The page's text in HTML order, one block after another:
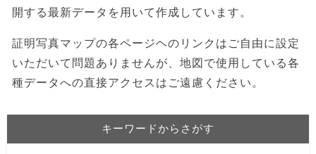
開する最新データを用いて作成しています。
証明写真マップの各ページヘのリンクはご自由に設定
いただいて問題ありませんが、地図で使用している各
種データへの直接アクセスはご遠慮ください。
キーワードからさがす